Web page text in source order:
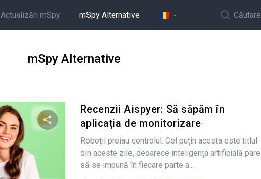
Actualizări mSpy mSpy Alternative Căutare
mSpy Alternative
Condividi questo articolo
Recenzii Aispyer: Să săpăm în
aplicația de monitorizare
Roboții preiau controlul. Cel puțin acesta este titlul
din aceste zile, deoarece inteligența artificială pare
să se impună în fiecare parte a...